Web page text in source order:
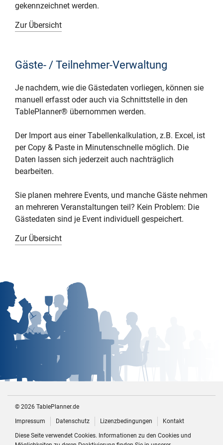
gekennzeichnet werden.
Zur Übersicht
Gäste- / Teilnehmer-Verwaltung
Je nachdem, wie die Gästedaten vorliegen, können sie
manuell erfasst oder auch via Schnittstelle in den
TablePlanner® übernommen werden.
Der Import aus einer Tabellenkalkulation, z.B. Excel, ist
per Copy & Paste in Minutenschnelle möglich. Die
Daten lassen sich jederzeit auch nachträglich
bearbeiten.
Sie planen mehrere Events, und manche Gäste nehmen
an mehreren Veranstaltungen teil? Kein Problem: Die
Gästedaten sind je Event individuell gespeichert.
Zur Übersicht
© 2026 TablePlanner.de
Impressum Datenschutz Lizenzbedingungen Kontakt
Diese Seite verwendet Cookies. Informationen zu den Cookies und